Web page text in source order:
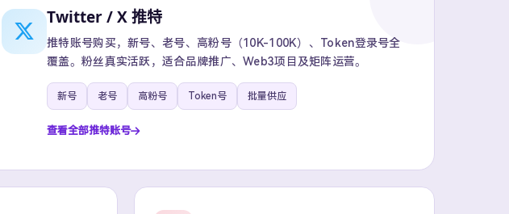
Twitter / X 推特
推特账号购买，新号、老号、高粉号（10K-100K）、Token登录号全
覆盖。粉丝真实活跃，适合品牌推广、Web3项目及矩阵运营。
新号 老号 高粉号 Token号 批量供应
查看全部推特账号